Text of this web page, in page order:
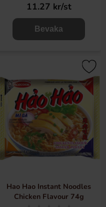
11.27 kr/st
Bevaka
Hao Hao Instant Noodles
Chicken Flavour 74g